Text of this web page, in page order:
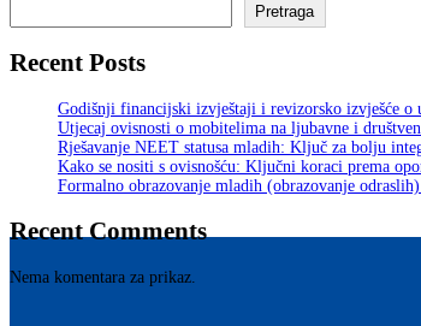
Pretraga
Recent Posts
Godišnji financijski izvještaji i revizorsko izvješće o
Utjecaj ovisnosti o mobitelima na ljubavne i
Rješavanje NEET statusa mladih: Ključ za bolju
Kako se nositi s ovisnošću: Ključni koraci prema
Formalno obrazovanje mladih (obrazovanje
Recent Comments
Nema komentara za prikaz.